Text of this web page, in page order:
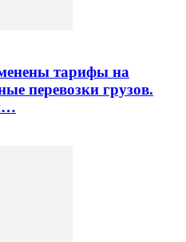
тарифы на
перевозки грузов.